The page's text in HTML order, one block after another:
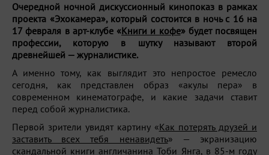
Очередной ночной дискуссионный кинопоказ в рамках
проекта «Эхокамера», который состоится в ночь с 16 на
17 февраля в арт-клубе «Книги и кофе» будет посвящен
профессии, которую в шутку называют второй
древнейшей — журналистике.
А именно тому, как выглядит это непростое ремесло
сегодня, как представлен образ «акулы пера» в
современном кинематографе, и какие задачи ставит
перед собой журналистика.
Первой зрители увидят картину «Как потерять друзей и
заставить всех тебя ненавидеть» — экранизацию
скандальной книги англичанина Тоби Янга, в 85-м году